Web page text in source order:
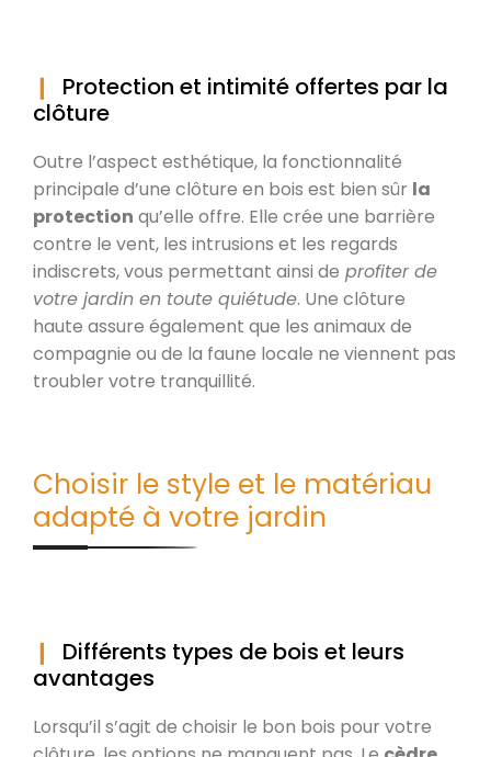
Protection et intimité offertes par la
clôture
Outre l’aspect esthétique, la fonctionnalité
principale d’une clôture en bois est bien sûr la
protection qu’elle offre. Elle crée une barrière
contre le vent, les intrusions et les regards
indiscrets, vous permettant ainsi de profiter de
votre jardin en toute quiétude. Une clôture
haute assure également que les animaux de
compagnie ou de la faune locale ne viennent pas
troubler votre tranquillité.
Choisir le style et le matériau
adapté à votre jardin
Différents types de bois et leurs
avantages
Lorsqu’il s’agit de choisir le bon bois pour votre